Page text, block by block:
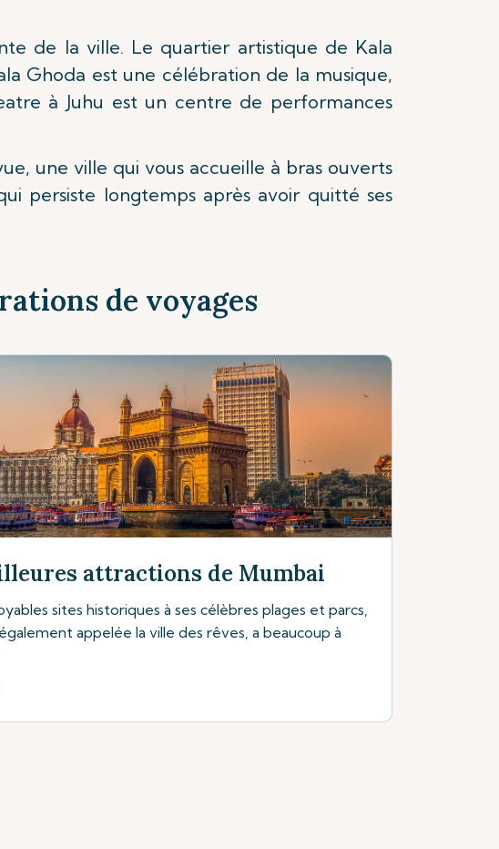
de la ville. Le quartier artistique de Kala
Ghoda est une célébration de la musique,
à Juhu est un centre de performances
une ville qui vous accueille à bras ouverts
persiste longtemps après avoir quitté ses
de voyages
attractions de Mumbai
sites historiques à ses célèbres plages et parcs,
appelée la ville des rêves, a beaucoup à